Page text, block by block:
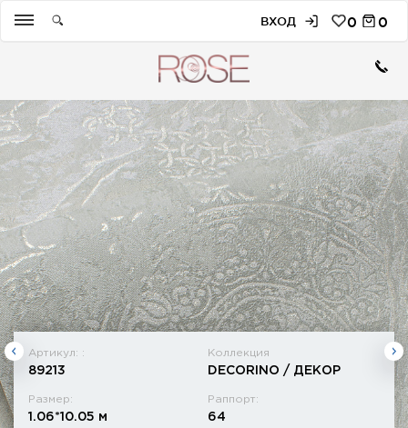
ВХОД 0 0
Артикул: :
89213
Коллекция
DECORINO / ДЕКОР
Размер:
1.06*10.05 м
Раппорт:
64